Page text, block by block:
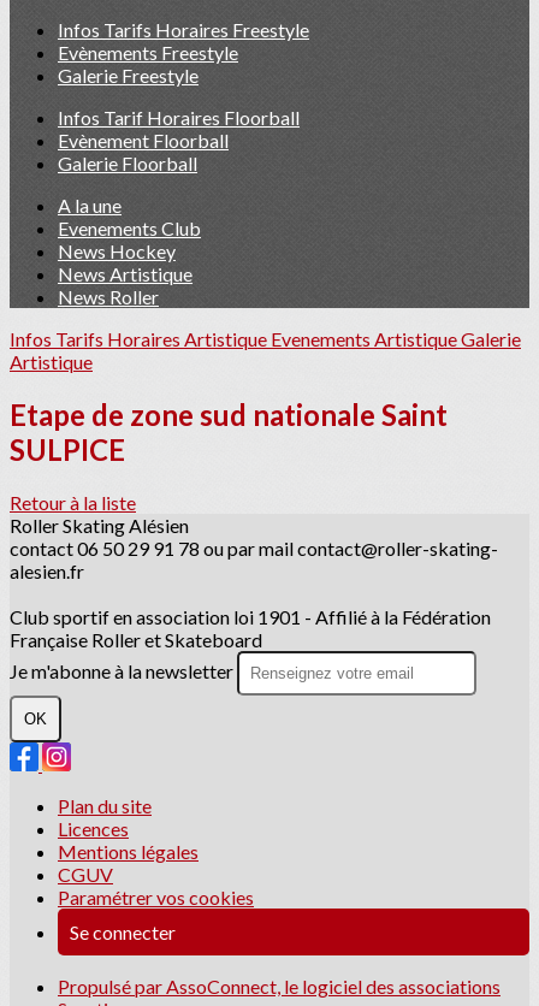
Infos Tarifs Horaires Freestyle
Evènements Freestyle
Galerie Freestyle
Infos Tarif Horaires Floorball
Evènement Floorball
Galerie Floorball
A la une
Evenements Club
News Hockey
News Artistique
News Roller
Infos Tarifs Horaires Artistique Evenements ArtistiqueGalerie
Artistique
Etape de zone sud nationale Saint
SULPICE
Retour à la liste
Roller Skating Alésien
contact 06 50 29 91 78 ou par mail contact@roller-skating-
alesien.fr
Club sportif en association loi 1901 - Affilié à la Fédération
Française Roller et Skateboard
Je m'abonne à la newsletter
OK
Plan du site
Licences
Mentions légales
CGUV
Paramétrer vos cookies
Se connecter
Propulsé par AssoConnect, le logiciel des associations